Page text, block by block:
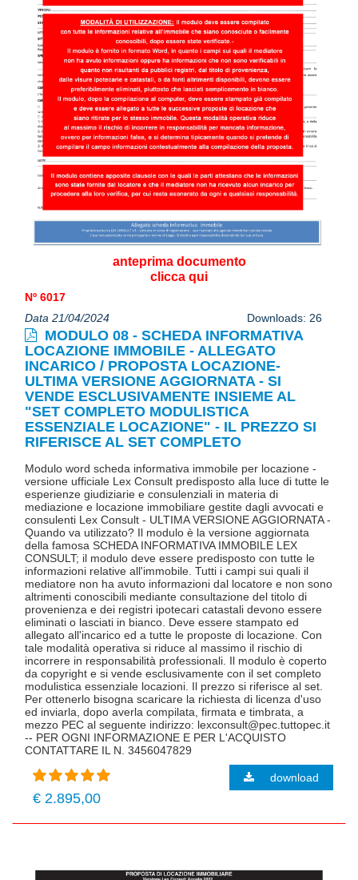
anteprima documento
clicca qui
Nº 6017
Data 21/04/2024
Downloads: 26
MODULO 08 - SCHEDA INFORMATIVA
LOCAZIONE IMMOBILE - ALLEGATO
INCARICO / PROPOSTA LOCAZIONE-
ULTIMA VERSIONE AGGIORNATA - SI
VENDE ESCLUSIVAMENTE INSIEME AL
"SET COMPLETO MODULISTICA
ESSENZIALE LOCAZIONE" - IL PREZZO SI
RIFERISCE AL SET COMPLETO
Modulo word scheda informativa immobile per locazione -
versione ufficiale Lex Consult predisposto alla luce di tutte le
esperienze giudiziarie e consulenziali in materia di
mediazione e locazione immobiliare gestite dagli avvocati e
consulenti Lex Consult - ULTIMA VERSIONE AGGIORNATA -
Quando va utilizzato? Il modulo è la versione aggiornata
della famosa SCHEDA INFORMATIVA IMMOBILE LEX
CONSULT; il modulo deve essere predisposto con tutte le
informazioni relative all'immobile. Tutti i campi sui quali il
mediatore non ha avuto informazioni dal locatore e non sono
altrimenti conoscibili mediante consultazione del titolo di
provenienza e dei registri ipotecari catastali devono essere
eliminati o lasciati in bianco. Deve essere stampato ed
allegato all'incarico ed a tutte le proposte di locazione. Con
tale modalità operativa si riduce al massimo il rischio di
incorrere in responsabilità professionali. Il modulo è coperto
da copyright e si vende esclusivamente con il set completo
modulistica essenziale locazioni. Il prezzo si riferisce al set.
Per ottenerlo bisogna scaricare la richiesta di licenza d'uso
ed inviarla, dopo averla compilata, firmata e timbrata, a
mezzo PEC al seguente indirizzo: lexconsult@pec.tuttopec.it
-- PER OGNI INFORMAZIONE E PER L'ACQUISTO
CONTATTARE IL N. 3456047829
€ 2.895,00
download